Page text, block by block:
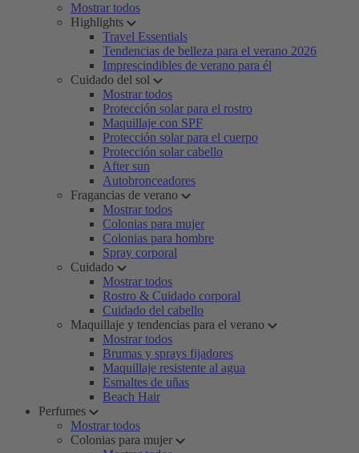
Mostrar todos
Highlights
Travel Essentials
Tendencias de belleza para el verano 2026
Imprescindibles de verano para él
Cuidado del sol
Mostrar todos
Protección solar para el rostro
Maquillaje con SPF
Protección solar para el cuerpo
Protección solar cabello
After sun
Autobronceadores
Fragancias de verano
Mostrar todos
Colonias para mujer
Colonias para hombre
Spray corporal
Cuidado
Mostrar todos
Rostro & Cuidado corporal
Cuidado del cabello
Maquillaje y tendencias para el verano
Mostrar todos
Brumas y sprays fijadores
Maquillaje resistente al agua
Esmaltes de uñas
Beach Hair
Perfumes
Mostrar todos
Colonias para mujer